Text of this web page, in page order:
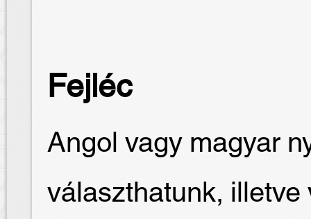
Fejléc
Angol vagy magyar
választhatunk,